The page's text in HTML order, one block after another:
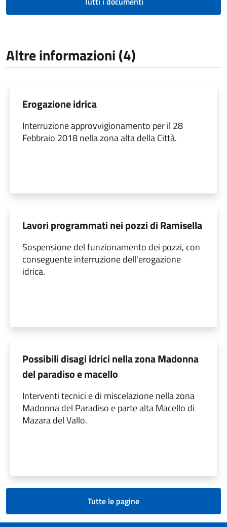
Altre informazioni (4)
Erogazione idrica
Interruzione approvvigionamento per il 28
Febbraio 2018 nella zona alta della Città.
Lavori programmati nei pozzi di Ramisella
Sospensione del funzionamento dei pozzi, con
conseguente interruzione dell'erogazione
idrica.
Possibili disagi idrici nella zona Madonna
del paradiso e macello
Interventi tecnici e di miscelazione nella zona
Madonna del Paradiso e parte alta Macello di
Mazara del Vallo.
Tutte le pagine